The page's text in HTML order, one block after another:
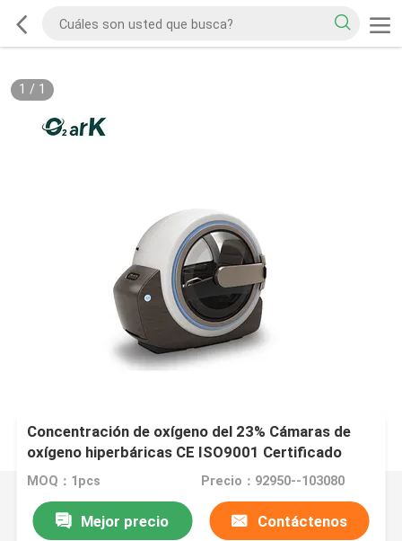
1 / 1
Concentración de oxígeno del 23% Cámaras de
oxígeno hiperbáricas CE ISO9001 Certificado
MOQ：1pcs Precio：92950--103080
Mejor precio Contáctenos